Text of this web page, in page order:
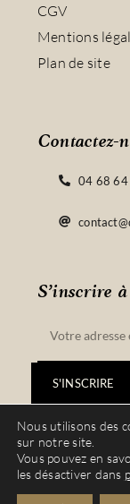
CGV
Mentions
Plan de site
S’inscrire
S'INSCRIRE
Contactez-
04 68
Nous utilisons des
sur notre site.
Vous pouvez en
les désactiver dans